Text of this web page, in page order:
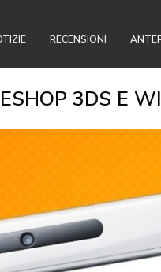
RECENSIONI
3DS E